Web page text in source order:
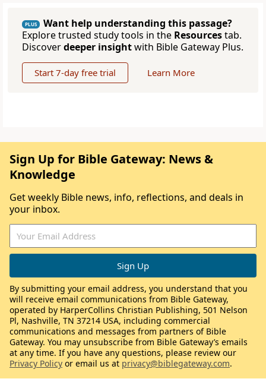
PLUS
Want help understanding this passage?
Explore trusted study tools in the Resourcestab.
Discoverdeeper insightwith Bible Gateway Plus.
Start 7-day free trial Learn More
Sign Up for Bible Gateway: News &
Knowledge
Get weekly Bible news, info, reflections, and deals in
your inbox.
By submitting your email address, you understand that you
will receive email communications from Bible Gateway,
operated by HarperCollins Christian Publishing, 501 Nelson
Pl, Nashville, TN 37214 USA, including commercial
communications and messages from partners of Bible
Gateway. You may unsubscribe from Bible Gateway’s emails
at any time. If you have any questions, please review our
Privacy Policy or email us at privacy@biblegateway.com.